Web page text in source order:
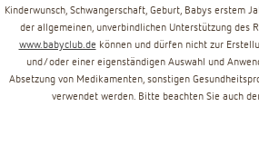
Kinderwunsch, Schwangerschaft, Geburt, Babys erstem
der allgemeinen, unverbindlichen Unterstützung des
www.babyclub.de können und dürfen nicht zur
und/oder einer eigenständigen Auswahl und
Absetzung von Medikamenten, sonstigen
verwendet werden. Bitte beachten Sie auch